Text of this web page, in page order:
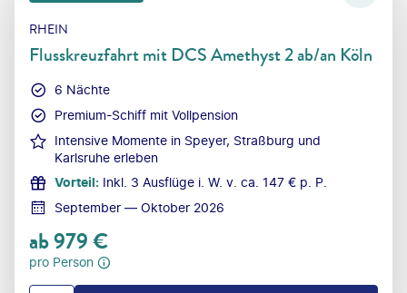
RHEIN
Flusskreuzfahrt mit DCS Amethyst 2 ab/an Köln
6 Nächte
Premium-Schiff mit Vollpension
Intensive Momente in Speyer, Straßburg und
Karlsruhe erleben
Vorteil: Inkl. 3 Ausflüge i. W. v. ca. 147 € p. P.
September — Oktober 2026
ab979€
pro Person